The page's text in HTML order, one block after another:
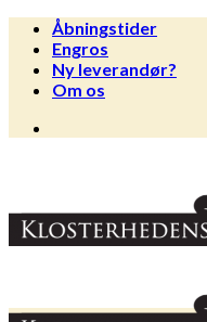
Fortsæt
indhold
Åbningstider
Engros
Ny leverandør?
Om os